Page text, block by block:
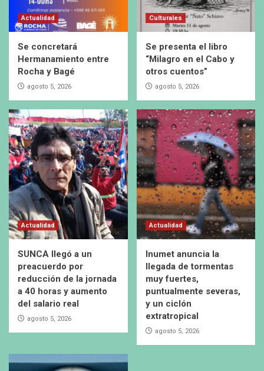
Actualidad
Se concretará
Hermanamiento entre
Rocha y Bagé
agosto 5, 2026
Culturales
Se presenta el libro
“Milagro en el Cabo y
otros cuentos”
agosto 5, 2026
Actualidad
SUNCA llegó a un
preacuerdo por
reducción de la jornada
a 40 horas y aumento
del salario real
agosto 5, 2026
Actualidad
Inumet anuncia la
llegada de tormentas
muy fuertes,
puntualmente severas,
y un ciclón
extratropical
agosto 5, 2026